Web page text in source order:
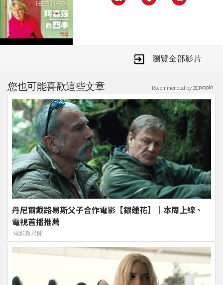
時六年完成，見證阿嘉莎從86歲到 90
攝，保留手作影像的顆粒質感，映照阿
嘉莎以雙手耕作的日常。這不僅是一部
關於高齡生活的紀錄，更是一部兼具日
常與藝術構成的影像年鑑，一場跨越四
季的生命之詩。
瀏覽全部影片
您也可能喜歡這些文章
丹尼爾戴路易斯父子合作電影【銀蓮花】｜本周上線、
電視首播推薦
電影新星聞
Recommended by